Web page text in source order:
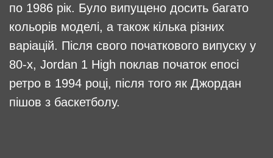
по 1986 рік. Було випущено досить багато
кольорів моделі, а також кілька різних
варіацій. Після свого початкового випуску у
80-х, Jordan 1 High поклав початок епосі
ретро в 1994 році, після того як Джордан
пішов з баскетболу.